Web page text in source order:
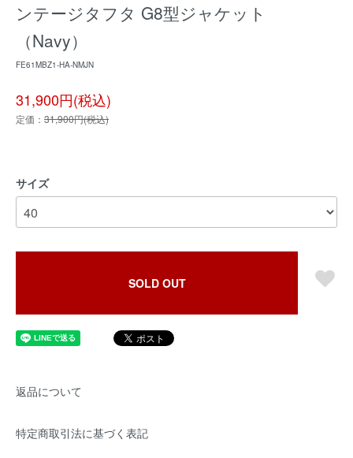
ンテージタフタ G8型ジャケット
（Navy）
FE61MBZ1-HA-NMJN
31,900円(税込)
定価： 31,900円(税込)
サイズ
SOLD OUT
返品について
特定商取引法に基づく表記